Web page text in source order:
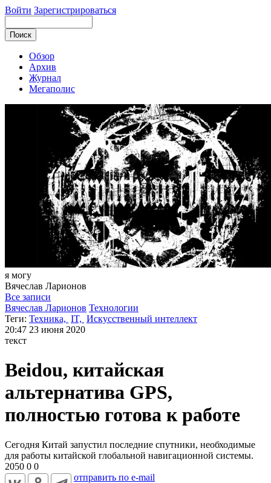
Войти Зарегистрироваться
Обзор
Архив
Журнал
Мегаполис
я могу
Вячеслав Ларионов
Все записи
Вячеслав Ларионов Технологии
Теги: Техника, IT, Искусственный интеллект
20:47 23 июня 2020
текст
Beidou, китайская
альтернатива GPS,
полностью готова к работе
Сегодня Китай запустил последние спутники, необходимые
для работы китайской глобальной навигационной системы.
2050 0 0
отправить по e-mail